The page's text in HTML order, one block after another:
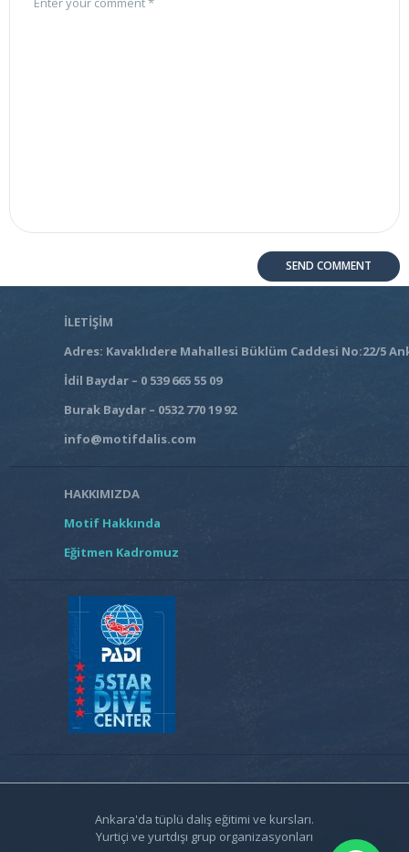
İLETİŞİM
Adres: Kavaklıdere Mahallesi Büklüm Caddesi No:22/5
İdil Baydar – 0 539 665 55 09
Burak Baydar – 0532 770 19 92
info@motifdalis.com
HAKKIMIZDA
Motif Hakkında
Eğitmen Kadromuz
Ankara'da tüplü dalış eğitimi ve kursları.
Yurtiçi ve yurtdışı grup organizasyonları